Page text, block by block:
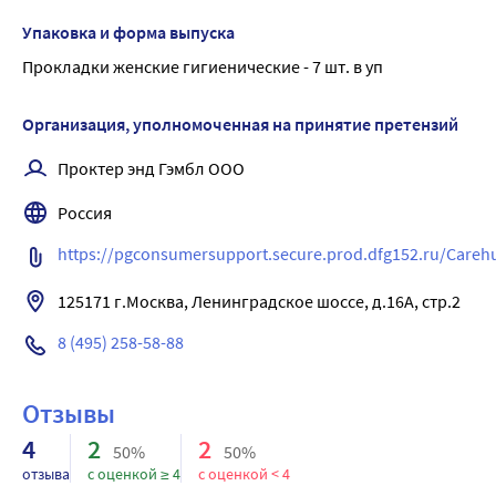
Always Platinum более комфортны (по сравнению с Always
Они также обеспечивают лучшую защиту (по сравнению с
Always Platinum Супер Плюс (Размер 3) с крылышками
Преимущества:
-1000-чи мягких микроподушечек
-Защитные боковые барьеры
-Нейтрализуют неприятные запахи
-Гигиенические прокладки не раздражают кожу (доказано
Упаковка и форма выпуска
Прокладки женские гигиенические - 7 шт. в уп
Организация, уполномоченная на принятие претензий
Проктер энд Гэмбл ООО
Россия
https://pgconsumersupport.secure.prod.dfg152.ru/
8 (495) 258-58-88
Отзывы
4
отзыва
2 50%
с оценкой ≥ 4
2 50%
с оценкой < 4